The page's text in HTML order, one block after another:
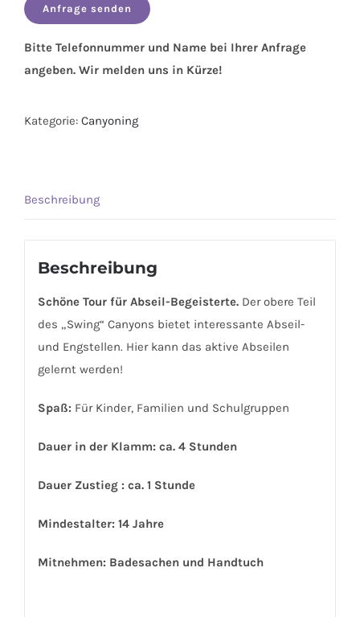
Anfrage senden
Bitte Telefonnummer und Name bei Ihrer Anfrage
angeben. Wir melden uns in Kürze!
Kategorie: Canyoning
Beschreibung
Beschreibung
Schöne Tour für Abseil-Begeisterte.Der obere Teil
des „Swing“ Canyons bietet interessante Abseil-
und Engstellen. Hier kann das aktive Abseilen
gelernt werden!
Spaß: Für Kinder, Familien und Schulgruppen
Dauer in der Klamm: ca. 4 Stunden
Dauer Zustieg : ca. 1 Stunde
Mindestalter: 14 Jahre
Mitnehmen: Badesachen und Handtuch